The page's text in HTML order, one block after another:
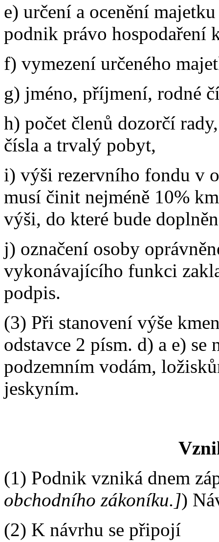
e) určení a ocenění
podnik právo hospodaření
f) vymezení určeného
g) jméno, příjmení, rodné
h) počet členů dozorčí
čísla a trvalý pobyt,
i) výši rezervního fondu v
musí činit nejméně 10%
výši, do které bude
j) označení osoby
vykonávajícího funkci
podpis.
(3) Při stanovení výše
odstavce 2 písm. d) a e)
podzemním vodám,
jeskyním.
(1) Podnik vzniká dnem
obchodního zákoníku.])
(2) K návrhu se připojí